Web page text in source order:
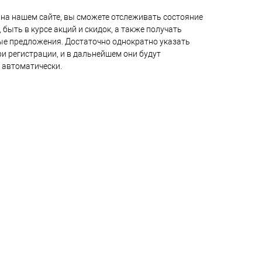
нашем сайте, вы сможете отслеживать состояние
в курсе акций и скидок, а также получать
предложения. Достаточно однократно указать
регистрации, и в дальнейшем они будут